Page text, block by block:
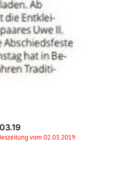
vom 02.03.2019